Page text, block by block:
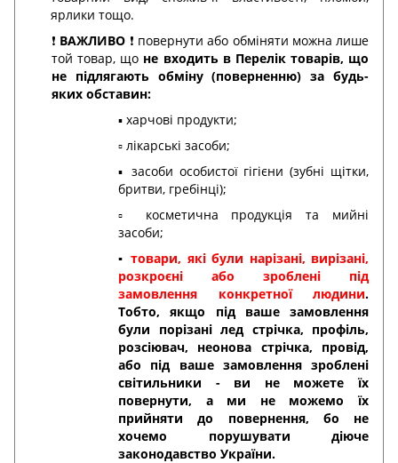
ярлики тощо.
❗️ ВАЖЛИВО ❗️ повернути або обміняти можна лише
той товар, що не входить в Перелік товарів, що
не підлягають обміну (поверненню) за будь-
яких обставин:
▪️ харчові продукти;
▫️ лікарські засоби;
▪️ засоби особистої гігієни (зубні щітки,
бритви, гребінці);
▫️ косметична продукція та мийні
засоби;
▪️ товари, які були нарізані, вирізані,
розкроєні або зроблені під
замовлення конкретної людини.
Тобто, якщо під ваше замовлення
були порізані лед стрічка, профіль,
розсіювач, неонова стрічка, провід,
або під ваше замовлення зроблені
світильники - ви не можете їх
повернути, а ми не можемо їх
прийняти до повернення, бо не
хочемо порушувати діюче
законодавство України.